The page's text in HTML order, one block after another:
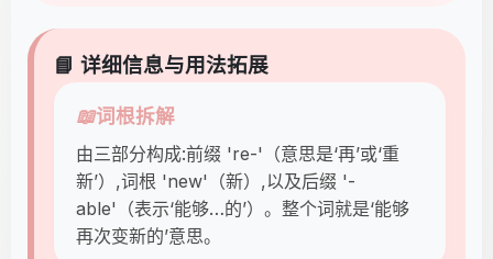
📘 详细信息与用法拓展
📖词根拆解
由三部分构成:前缀 're-'（意思是‘再’或‘重
新’）,词根 'new'（新）,以及后缀 '-
able'（表示‘能够…的’）。整个词就是‘能够
再次变新的’意思。